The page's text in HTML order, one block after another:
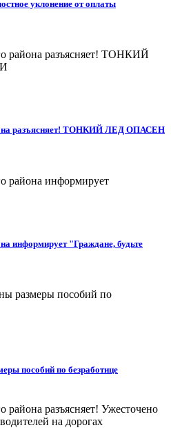
уклонение от оплаты
разъясняет! ТОНКИЙ ЛЕД ОПАСЕН
информирует "Граждане, будьте
пособий по безработице